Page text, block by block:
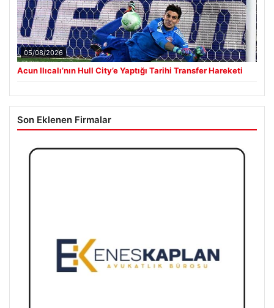
05/08/2026
Acun Ilıcalı’nın Hull City’e Yaptığı Tarihi Transfer Hareketi
Son Eklenen Firmalar